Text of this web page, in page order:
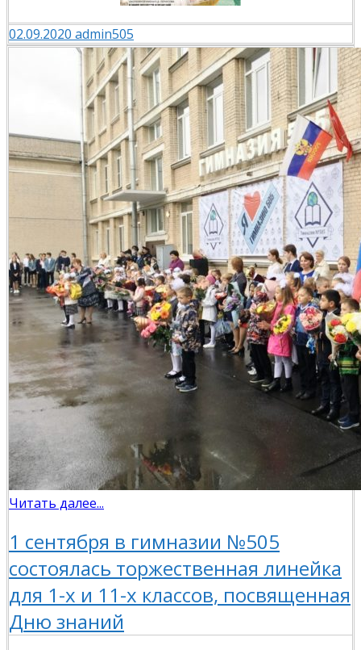
02.09.2020 admin505
Читать далее...
1 сентября в гимназии №505
состоялась торжественная линейка
для 1-х и 11-х классов, посвященная
Дню знаний